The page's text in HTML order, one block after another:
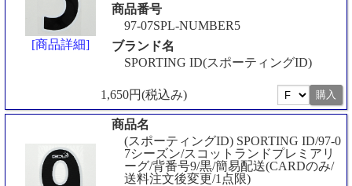
[商品詳細]
商品番号
97-07SPL-NUMBER5
ブランド名
SPORTING ID(スポーティングID)
1,650円(税込み)
商品名
(スポーティングID) SPORTING ID/97-0
7シーズン/スコットランドプレミアリ
ーグ/背番号9/黒/簡易配送(CARDのみ/
送料注文後変更/1点限)